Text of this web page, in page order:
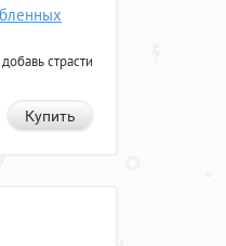
страсти
Купить